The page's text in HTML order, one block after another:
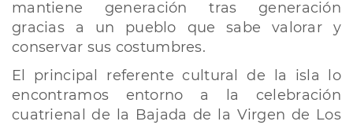
mantiene generación tras generación
gracias a un pueblo que sabe valorar y
conservar sus costumbres.
El principal referente cultural de la isla lo
encontramos entorno a la celebración
cuatrienal de la Bajada de la Virgen de Los